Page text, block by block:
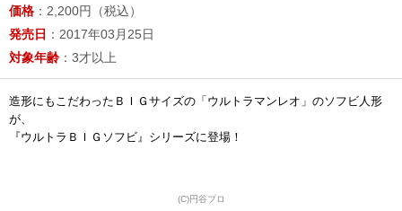
価格 ：2,200円（税込）
発売日 ：2017年03月25日
対象年齢 ：3才以上
造形にもこだわったＢＩＧサイズの「ウルトラマンレオ」のソフビ人形
が、
『ウルトラＢＩＧソフビ』シリーズに登場！
(C)円谷プロ